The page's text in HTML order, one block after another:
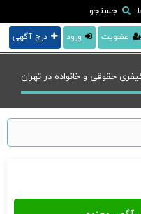
جستجو
درج آگهی ورود عضویت
حقوقی و خانواده در تهران